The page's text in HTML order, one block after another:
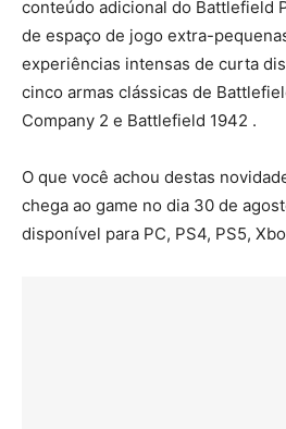
conteúdo adicional do Battlefield
de espaço de jogo extra-
experiências intensas de curta
cinco armas clássicas de
Company 2 e Battlefield 1942 .
O que você achou destas
chega ao game no dia 30 de
disponível para PC, PS4, PS5,